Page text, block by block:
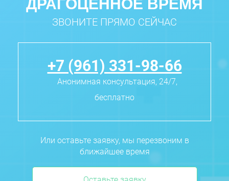
ДРАГОЦЕННОЕ ВРЕМЯ
ЗВОНИТЕ ПРЯМО СЕЙЧАС
+7 (961) 331-98-66
Анонимная консультация, 24/7,
бесплатно
Или оставьте заявку, мы перезвоним в
ближайшее время